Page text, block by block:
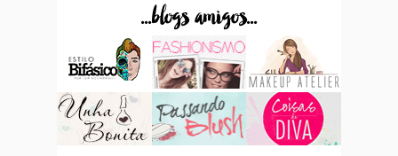
...blogs amigos...